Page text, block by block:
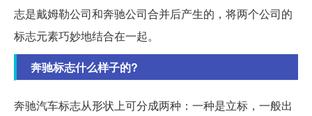
志是戴姆勒公司和奔驰公司合并后产生的，将两个公司的
标志元素巧妙地结合在一起。
奔驰标志什么样子的?
奔驰汽车标志从形状上可分成两种：一种是立标，一般出